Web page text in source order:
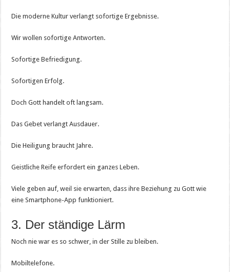
Die moderne Kultur verlangt sofortige Ergebnisse.
Wir wollen sofortige Antworten.
Sofortige Befriedigung.
Sofortigen Erfolg.
Doch Gott handelt oft langsam.
Das Gebet verlangt Ausdauer.
Die Heiligung braucht Jahre.
Geistliche Reife erfordert ein ganzes Leben.
Viele geben auf, weil sie erwarten, dass ihre Beziehung zu Gott wie
eine Smartphone-App funktioniert.
3. Der ständige Lärm
Noch nie war es so schwer, in der Stille zu bleiben.
Mobiltelefone.